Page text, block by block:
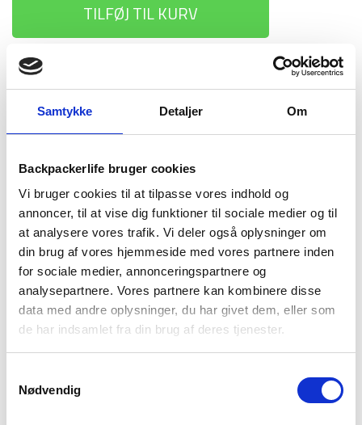
Samtykke Detaljer Om
Backpackerlife bruger cookies
Vi bruger cookies til at tilpasse vores indhold og
annoncer, til at vise dig funktioner til sociale medier og til
at analysere vores trafik. Vi deler også oplysninger om
din brug af vores hjemmeside med vores partnere inden
for sociale medier, annonceringspartnere og
analysepartnere. Vores partnere kan kombinere disse
data med andre oplysninger, du har givet dem, eller som
de har indsamlet fra din brug af deres tjenester.
Nødvendig
TILFØJ TIL KURV
levering
499 kr
100 dages
returret
BESKRIVELSE
YDERLIGERE INFORMATION
BRAND
FAQ
Disse ultraletvægtige luffer fra OMM vil være gode i
oppakningen, når du er på tur og temperaturen falder. De kan
bruges alene eller kombineres med Kaleika overtræks lufferne.
De er strækbare, og så er de lige så isolerende som fleece,
men vejer under det halve. De er fugttransporterende, så du